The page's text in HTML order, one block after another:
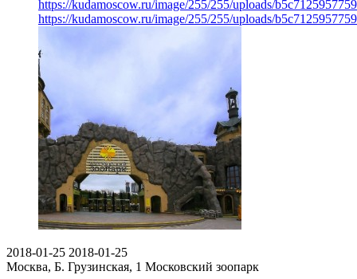
https://kudamoscow.ru/image/255/255/uploads/
https://kudamoscow.ru/image/255/255/uploads/
2018-01-25 2018-01-25
Москва, Б. Грузинская, 1 Московский зоопарк